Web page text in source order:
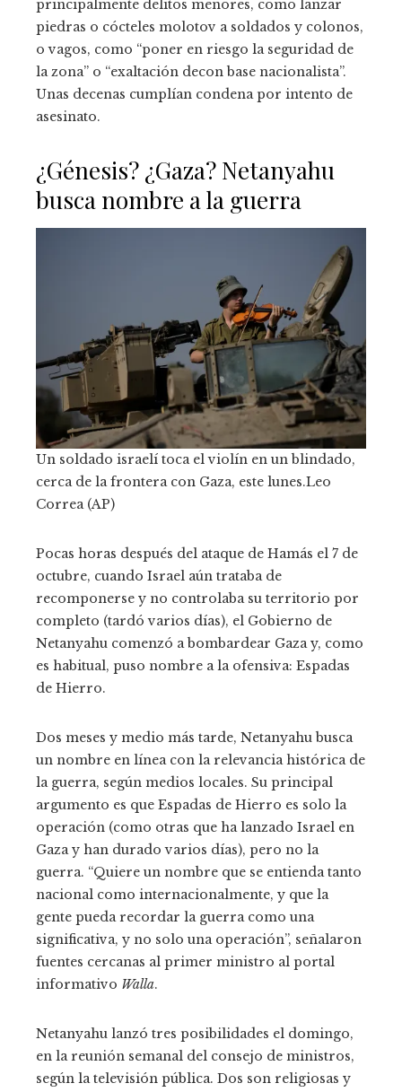
principalmente delitos menores, como lanzar
piedras o cócteles molotov a soldados y colonos,
o vagos, como “poner en riesgo la seguridad de
la zona” o “exaltación decon base nacionalista”.
Unas decenas cumplían condena por intento de
asesinato.
¿Génesis? ¿Gaza? Netanyahu
busca nombre a la guerra
Un soldado israelí toca el violín en un blindado,
cerca de la frontera con Gaza, este lunes.Leo
Correa (AP)
Pocas horas después del ataque de Hamás el 7 de
octubre, cuando Israel aún trataba de
recomponerse y no controlaba su territorio por
completo (tardó varios días), el Gobierno de
Netanyahu comenzó a bombardear Gaza y, como
es habitual, puso nombre a la ofensiva: Espadas
de Hierro.
Dos meses y medio más tarde, Netanyahu busca
un nombre en línea con la relevancia histórica de
la guerra, según medios locales. Su principal
argumento es que Espadas de Hierro es solo la
operación (como otras que ha lanzado Israel en
Gaza y han durado varios días), pero no la
guerra. “Quiere un nombre que se entienda tanto
nacional como internacionalmente, y que la
gente pueda recordar la guerra como una
significativa, y no solo una operación”, señalaron
fuentes cercanas al primer ministro al portal
informativo Walla.
Netanyahu lanzó tres posibilidades el domingo,
en la reunión semanal del consejo de ministros,
según la televisión pública. Dos son religiosas y